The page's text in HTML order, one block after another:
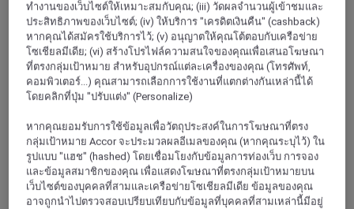
4,5/5Rated 4,5 of 5
ทำงานของเว็บไซต์ให้เหมาะสมกับคุณ; (iii) วัดผลจำนวนผู้เข้าชมและ
ประสิทธิภาพของเว็บไซต์; (iv) ให้บริการ "เครดิตเงินคืน" (cashback)
หากคุณได้สมัครใช้บริการไว้; (v) อนุญาตให้คุณโต้ตอบกับเครือข่าย
โซเชียลมีเดีย; (vi) สร้างโปรไฟล์ความสนใจของคุณเพื่อเสนอโฆษณา
ที่ตรงกลุ่มเป้าหมาย สำหรับอุปกรณ์แต่ละเครื่องของคุณ (โทรศัพท์,
คอมพิวเตอร์...) คุณสามารถเลือกการใช้งานที่แตกต่างกันเหล่านี้ได้
โดยคลิกที่ปุ่ม "ปรับแต่ง" (Personalize)
หากคุณยอมรับการใช้ข้อมูลเพื่อวัตถุประสงค์ในการโฆษณาที่ตรง
กลุ่มเป้าหมาย Accor จะประมวลผลอีเมลของคุณ (หากคุณระบุไว้) ใน
รูปแบบ "แฮช" (hashed) โดยเชื่อมโยงกับข้อมูลการท่องเว็บ การจอง
และข้อมูลสมาชิกของคุณ เพื่อแสดงโฆษณาที่ตรงกลุ่มเป้าหมายบน
เว็บไซต์ของบุคคลที่สามและเครือข่ายโซเชียลมีเดีย ข้อมูลของคุณ
อาจถูกนำไปตรวจสอบเปรียบเทียบกับข้อมูลที่บุคคลที่สามเหล่านี้มีอยู่